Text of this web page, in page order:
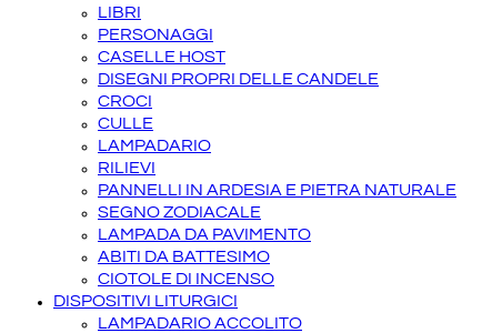
LIBRI
PERSONAGGI
CASELLE HOST
DISEGNI PROPRI DELLE CANDELE
CROCI
CULLE
LAMPADARIO
RILIEVI
PANNELLI IN ARDESIA E PIETRA NATURALE
SEGNO ZODIACALE
LAMPADA DA PAVIMENTO
ABITI DA BATTESIMO
CIOTOLE DI INCENSO
DISPOSITIVI LITURGICI
LAMPADARIO ACCOLITO